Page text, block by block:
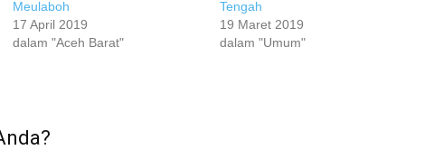
Meulaboh
17 April 2019
dalam "Aceh Barat"
Tengah
19 Maret 2019
dalam "Umum"